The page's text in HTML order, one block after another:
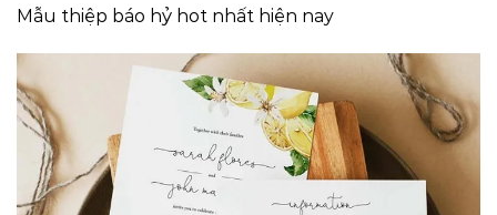
Mẫu thiệp báo hỷ hot nhất hiện nay